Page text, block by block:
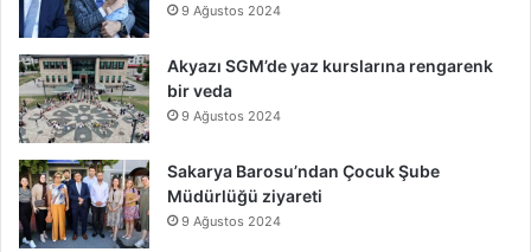
9 Ağustos 2024
Akyazı SGM’de yaz kurslarına rengarenk
bir veda
9 Ağustos 2024
Sakarya Barosu’ndan Çocuk Şube
Müdürlüğü ziyareti
9 Ağustos 2024